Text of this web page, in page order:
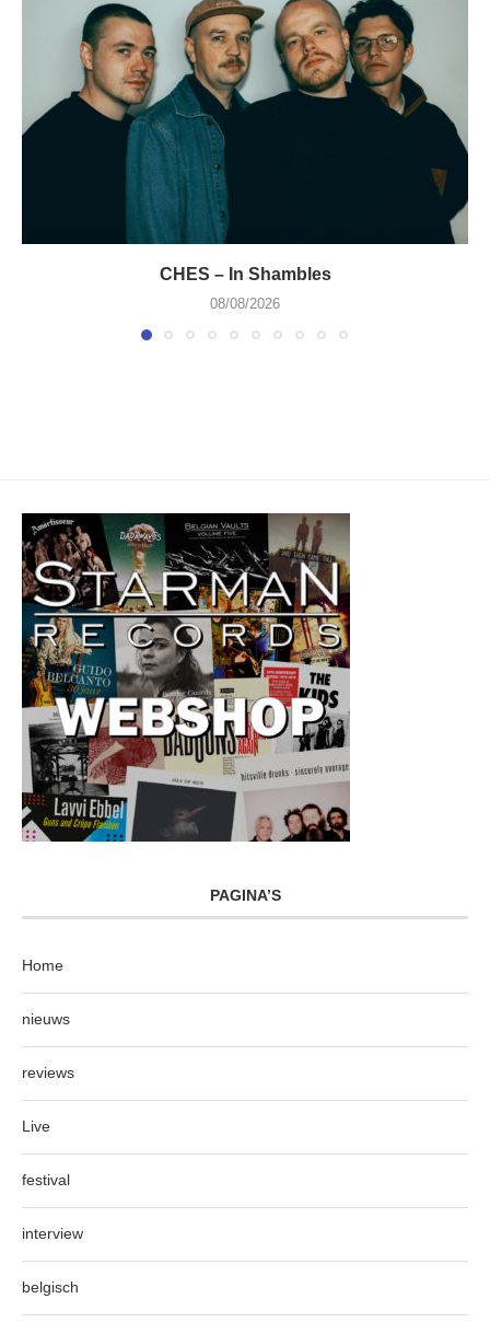
CHES – In Shambles
08/08/2026
PAGINA’S
Home
nieuws
reviews
Live
festival
interview
belgisch